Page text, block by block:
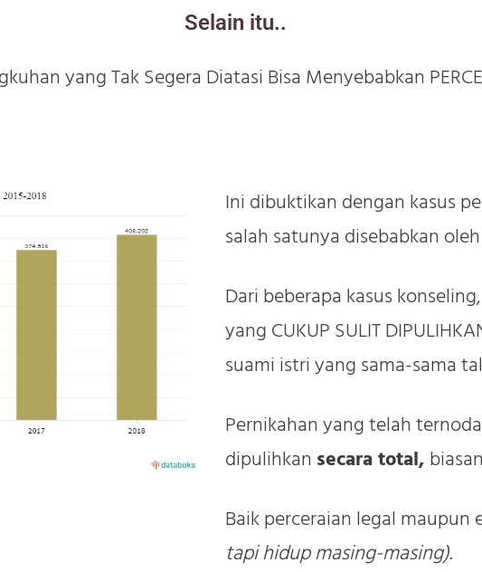
Selain itu..
yang Tak Segera Diatasi Bisa Menyebabkan
Ini dibuktikan dengan kasus
salah satunya disebabkan oleh
Dari beberapa kasus
yang CUKUP SULIT
suami istri yang sama-sama
Pernikahan yang telah
dipulihkan secara total,
Baik perceraian legal maupun
tapi hidup masing-masing).